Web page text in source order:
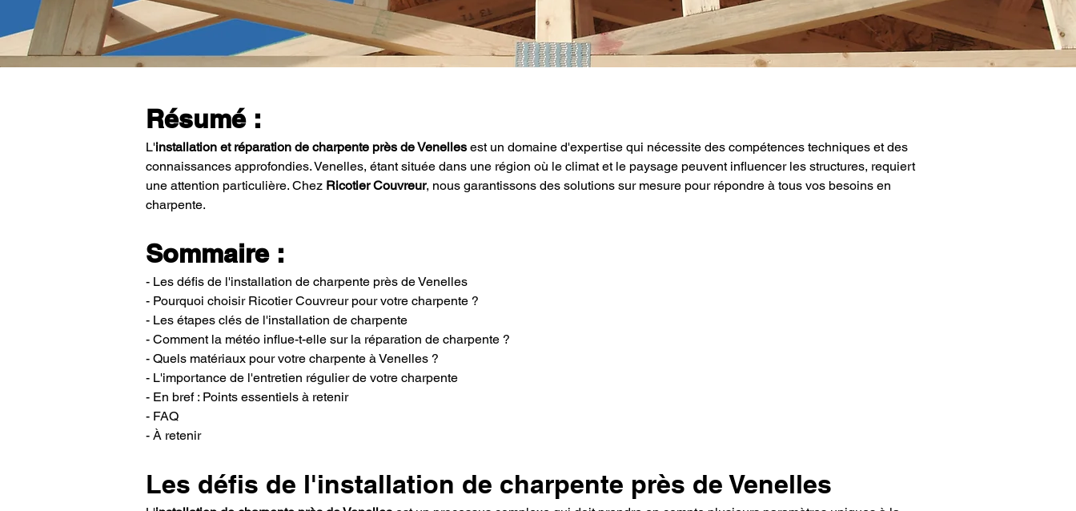
Résumé :
L'installation et réparation de charpente près de Venelles est un domaine d'expertise qui nécessite des compétences techniques et des
connaissances approfondies. Venelles, étant située dans une région où le climat et le paysage peuvent influencer les structures, requiert
une attention particulière. Chez Ricotier Couvreur, nous garantissons des solutions sur mesure pour répondre à tous vos besoins en
charpente.
Sommaire :
- Les défis de l'installation de charpente près de Venelles
- Pourquoi choisir Ricotier Couvreur pour votre charpente ?
- Les étapes clés de l'installation de charpente
- Comment la météo influe-t-elle sur la réparation de charpente ?
- Quels matériaux pour votre charpente à Venelles ?
- L'importance de l'entretien régulier de votre charpente
- En bref : Points essentiels à retenir
- FAQ
- À retenir
Les défis de l'installation de charpente près de Venelles